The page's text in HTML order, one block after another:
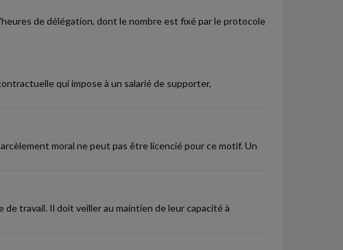
de délégation, dont le nombre est fixé par le protocole
qui impose à un salarié de supporter,
moral ne peut pas être licencié pour ce motif. Un
travail. Il doit veiller au maintien de leur capacité à